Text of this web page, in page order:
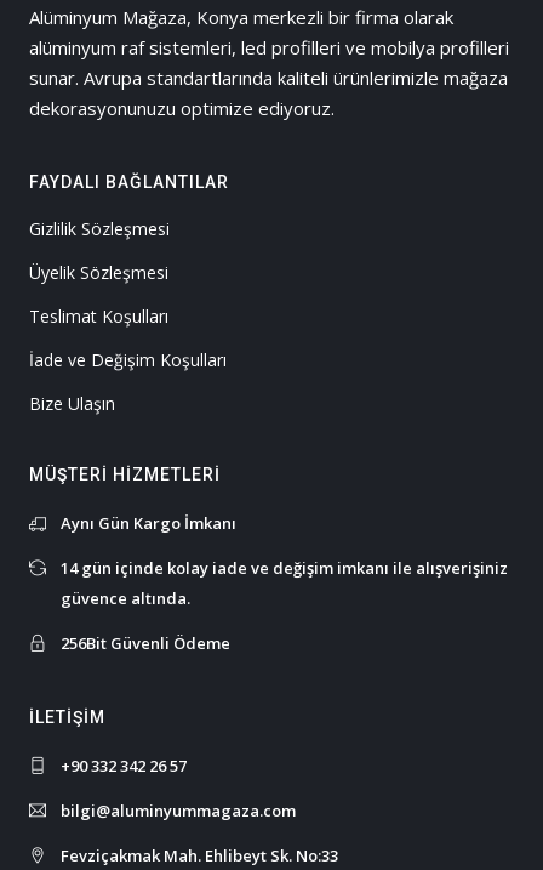
Alüminyum Mağaza, Konya merkezli bir firma olarak
alüminyum raf sistemleri, led profilleri ve mobilya profilleri
sunar. Avrupa standartlarında kaliteli ürünlerimizle mağaza
dekorasyonunuzu optimize ediyoruz.
FAYDALI BAĞLANTILAR
Gizlilik Sözleşmesi
Üyelik Sözleşmesi
Teslimat Koşulları
İade ve Değişim Koşulları
Bize Ulaşın
MÜŞTERI HIZMETLERI
Aynı Gün Kargo İmkanı
14 gün içinde kolay iade ve değişim imkanı ile alışverişiniz
güvence altında.
256Bit Güvenli Ödeme
İLETIŞIM
+90 332 342 26 57
bilgi@aluminyummagaza.com
Fevziçakmak Mah. Ehlibeyt Sk. No:33